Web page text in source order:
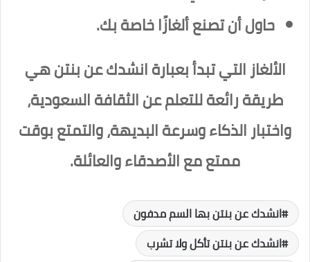
حاول أن تصنع ألغازًا خاصة بك.
الألغاز التي تبدأ بعبارة انشدك عن بنتن هي
طريقة رائعة للتعلم عن الثقافة السعودية،
واختبار الذكاء وسرعة البديهة، والتمتع بوقت
ممتع مع الأصدقاء والعائلة.
انشدك عن بنتن بها السم مدفون
انشدك عن بنتن تأكل ولا تشرب